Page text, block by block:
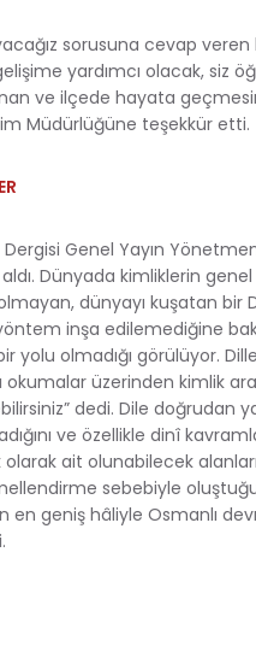
sorusuna cevap
yardımcı olacak, siz
ve ilçede hayata
Müdürlüğüne teşekkür etti.
Genel Yayın
aldı. Dünyada kimliklerin
dünyayı kuşatan bir
inşa edilemediğine
yolu olmadığı görülüyor.
okumalar üzerinden kimlik
dedi. Dile doğrudan
ve özellikle dinî
ait olunabilecek
sebebiyle
geniş hâliyle Osmanlı